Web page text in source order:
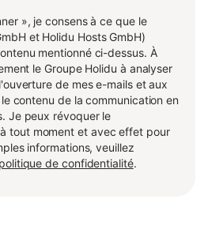
», je consens à ce que le
et Holidu Hosts GmbH)
mentionné ci-dessus. À
le Groupe Holidu à analyser
de mes e-mails et aux
contenu de la communication en
Je peux révoquer le
tout moment et avec effet pour
informations, veuillez
politique de confidentialité.